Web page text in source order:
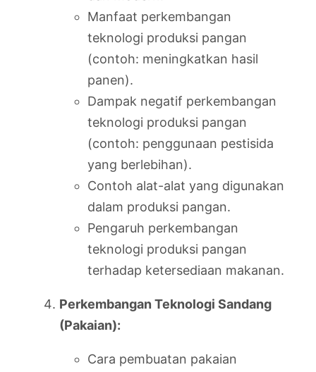
Manfaat perkembangan
teknologi produksi pangan
(contoh: meningkatkan hasil
panen).
Dampak negatif perkembangan
teknologi produksi pangan
(contoh: penggunaan pestisida
yang berlebihan).
Contoh alat-alat yang digunakan
dalam produksi pangan.
Pengaruh perkembangan
teknologi produksi pangan
terhadap ketersediaan makanan.
Perkembangan Teknologi Sandang
(Pakaian):
Cara pembuatan pakaian